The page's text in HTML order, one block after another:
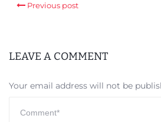
Previous post
LEAVE A COMMENT
Your email address will not be